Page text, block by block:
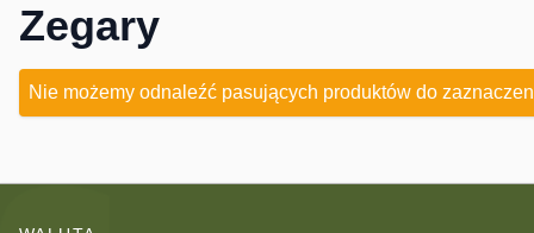
Zegary
Nie możemy odnaleźć pasujących produktów do